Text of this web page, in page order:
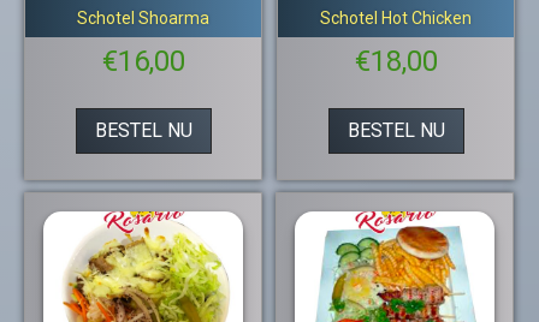
Schotel Shoarma
€16,00
BESTEL NU
Schotel Hot Chicken
€18,00
BESTEL NU